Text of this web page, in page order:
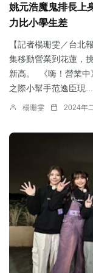
姚元浩魔鬼排長上
力比小學生差
【記者楊珊雯／台北
集移動營業到花蓮，
新高。 《嗨！營業中
之際小幫手范逸臣現...
楊珊雯 2024年